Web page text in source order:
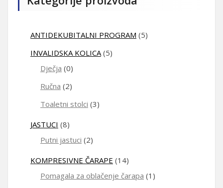
ANTIDEKUBITALNI PROGRAM (5)
INVALIDSKA KOLICA (5)
Dječja (0)
Ručna (2)
Toaletni stolci (3)
JASTUCI (8)
Putni jastuci (2)
KOMPRESIVNE ČARAPE (14)
Pomagala za oblačenje čarapa (1)